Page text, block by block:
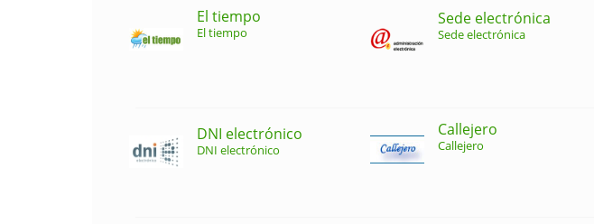
El tiempo
El tiempo
Sede electrónica
Sede electrónica
DNI electrónico
DNI electrónico
Callejero
Callejero